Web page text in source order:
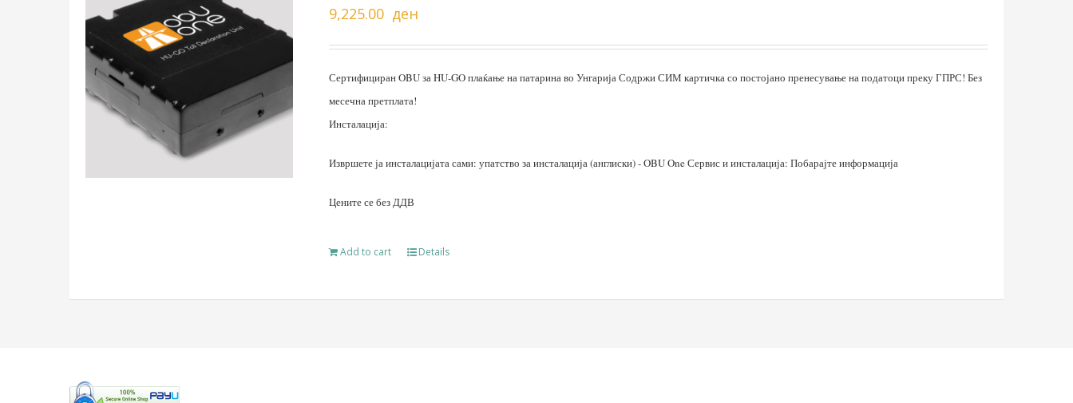
9,225.00 ден
Сертифициран OBU за HU-GO плаќање на патарина во Унгарија Содржи СИМ картичка со постојано пренесување на податоци преку ГПРС! Без
месечна претплата!
Инсталација:
Извршете ја инсталацијата сами: упатство за инсталација (англиски) - OBU One Сервис и инсталација: Побарајте информација
Цените се без ДДВ
Add to cart Details